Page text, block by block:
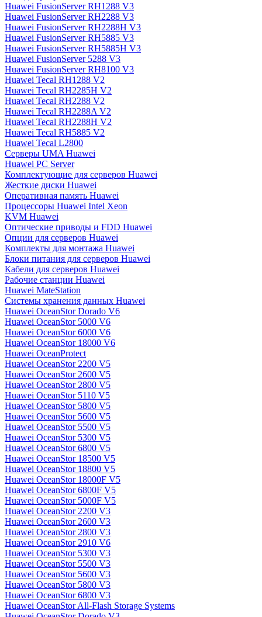
Huawei FusionServer RH1288 V3
Huawei FusionServer RH2288 V3
Huawei FusionServer RH2288H V3
Huawei FusionServer RH5885 V3
Huawei FusionServer RH5885H V3
Huawei FusionServer 5288 V3
Huawei FusionServer RH8100 V3
Huawei Tecal RH1288 V2
Huawei Tecal RH2285H V2
Huawei Tecal RH2288 V2
Huawei Tecal RH2288A V2
Huawei Tecal RH2288H V2
Huawei Tecal RH5885 V2
Huawei Tecal L2800
Серверы UMA Huawei
Huawei PC Server
Комплектующие для серверов Huawei
Жесткие диски Huawei
Оперативная память Huawei
Процессоры Huawei Intel Xeon
KVM Huawei
Оптические приводы и FDD Huawei
Опции для серверов Huawei
Комплекты для монтажа Huawei
Блоки питания для серверов Huawei
Кабели для серверов Huawei
Рабочие станции Huawei
Huawei MateStation
Системы хранения данных Huawei
Huawei OceanStor Dorado V6
Huawei OceanStor 5000 V6
Huawei OceanStor 6000 V6
Huawei OceanStor 18000 V6
Huawei OceanProtect
Huawei OceanStor 2200 V5
Huawei OceanStor 2600 V5
Huawei OceanStor 2800 V5
Huawei OceanStor 5110 V5
Huawei OceanStor 5800 V5
Huawei OceanStor 5600 V5
Huawei OceanStor 5500 V5
Huawei OceanStor 5300 V5
Huawei OceanStor 6800 V5
Huawei OceanStor 18500 V5
Huawei OceanStor 18800 V5
Huawei OceanStor 18000F V5
Huawei OceanStor 6800F V5
Huawei OceanStor 5000F V5
Huawei OceanStor 2200 V3
Huawei OceanStor 2600 V3
Huawei OceanStor 2800 V3
Huawei OceanStor 2910 V6
Huawei OceanStor 5300 V3
Huawei OceanStor 5500 V3
Huawei OceanStor 5600 V3
Huawei OceanStor 5800 V3
Huawei OceanStor 6800 V3
Huawei OceanStor All-Flash Storage Systems